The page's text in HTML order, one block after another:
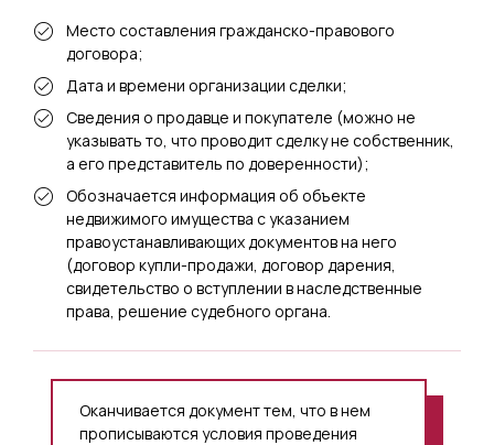
Место составления гражданско-правового
договора;
Дата и времени организации сделки;
Сведения о продавце и покупателе (можно не
указывать то, что проводит сделку не собственник,
а его представитель по доверенности);
Обозначается информация об объекте
недвижимого имущества с указанием
правоустанавливающих документов на него
(договор купли-продажи, договор дарения,
свидетельство о вступлении в наследственные
права, решение судебного органа.
Оканчивается документ тем, что в нем
прописываются условия проведения